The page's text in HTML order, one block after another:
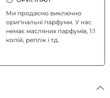
Ми продаємо виключно
оригінальні парфуми. У нас
немає масляних парфумів, 1:1
копій, реплік і тд.